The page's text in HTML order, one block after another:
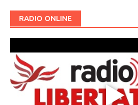
RADIO ONLINE